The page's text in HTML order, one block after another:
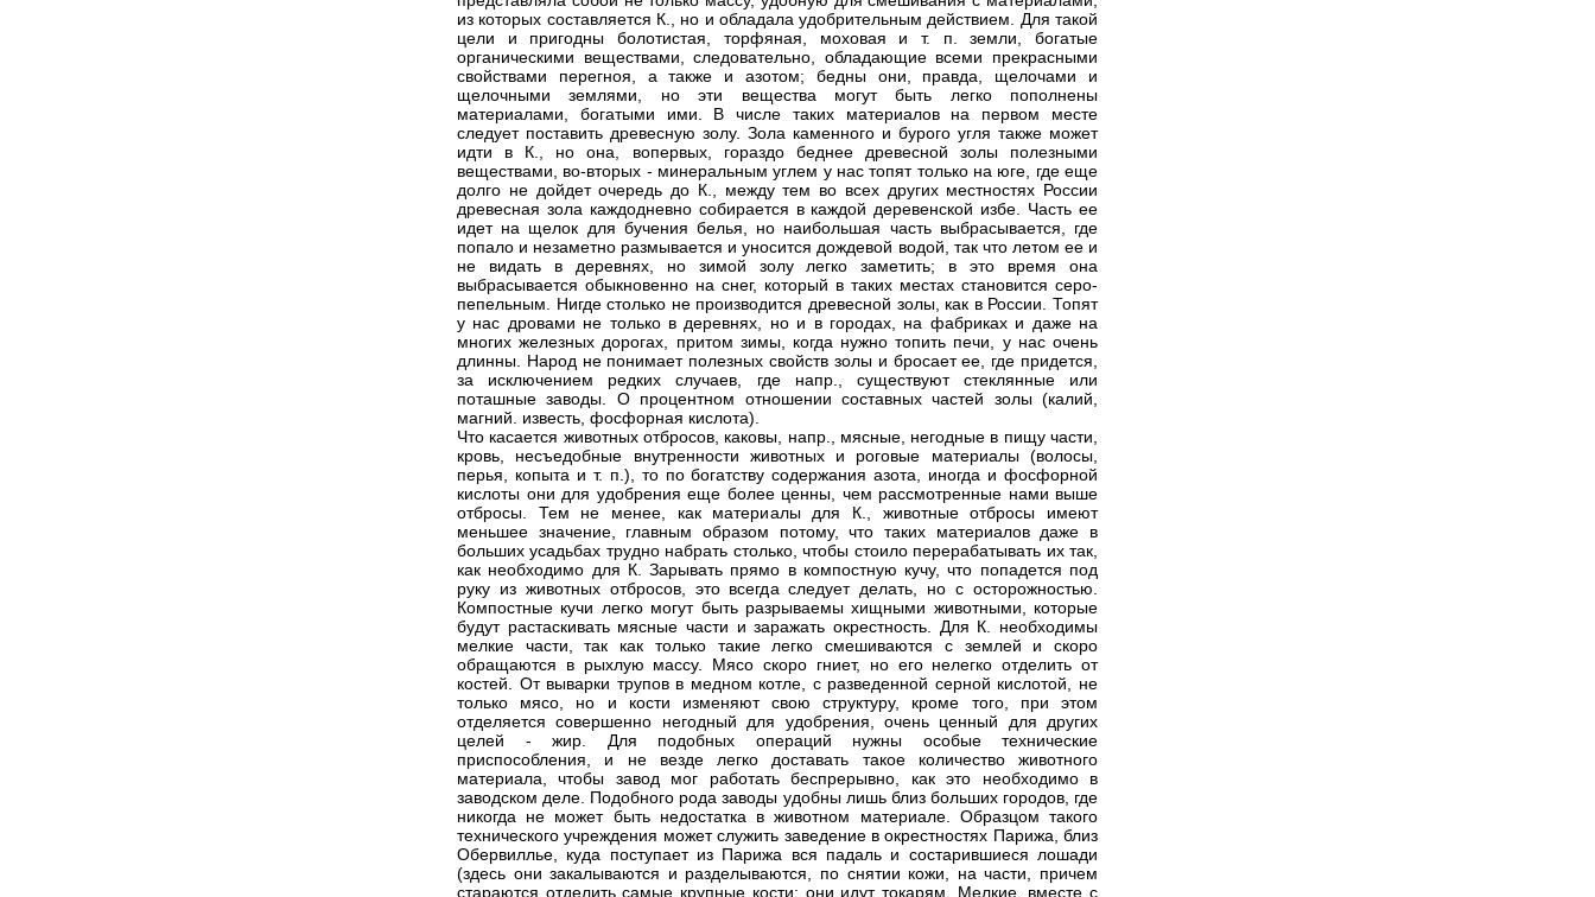
из которых составляется К., но и обладала удобрительным действием. Для такой
цели и пригодны болотистая, торфяная, моховая и т. п. земли, богатые
органическими веществами, следовательно, обладающие всеми прекрасными
свойствами перегноя, а также и азотом; бедны они, правда, щелочами и
щелочными землями, но эти вещества могут быть легко пополнены
материалами, богатыми ими. В числе таких материалов на первом месте
следует поставить древесную золу. Зола каменного и бурого угля также может
идти в К., но она, вопервых, гораздо беднее древесной золы полезными
веществами, во-вторых - минеральным углем у нас топят только на юге, где еще
долго не дойдет очередь до К., между тем во всех других местностях России
древесная зола каждодневно собирается в каждой деревенской избе. Часть ее
идет на щелок для бучения белья, но наибольшая часть выбрасывается, где
попало и незаметно размывается и уносится дождевой водой, так что летом ее и
не видать в деревнях, но зимой золу легко заметить; в это время она
выбрасывается обыкновенно на снег, который в таких местах становится серо-
пепельным. Нигде столько не производится древесной золы, как в России. Топят
у нас дровами не только в деревнях, но и в городах, на фабриках и даже на
многих железных дорогах, притом зимы, когда нужно топить печи, у нас очень
длинны. Народ не понимает полезных свойств золы и бросает ее, где придется,
за исключением редких случаев, где напр., существуют стеклянные или
поташные заводы. О процентном отношении составных частей золы (калий,
магний. известь, фосфорная кислота).
Что касается животных отбросов, каковы, напр., мясные, негодные в пищу части,
кровь, несъедобные внутренности животных и роговые материалы (волосы,
перья, копыта и т. п.), то по богатству содержания азота, иногда и фосфорной
кислоты они для удобрения еще более ценны, чем рассмотренные нами выше
отбросы. Тем не менее, как материалы для К., животные отбросы имеют
меньшее значение, главным образом потому, что таких материалов даже в
больших усадьбах трудно набрать столько, чтобы стоило перерабатывать их так,
как необходимо для К. Зарывать прямо в компостную кучу, что попадется под
руку из животных отбросов, это всегда следует делать, но с осторожностью.
Компостные кучи легко могут быть разрываемы хищными животными, которые
будут растаскивать мясные части и заражать окрестность. Для К. необходимы
мелкие части, так как только такие легко смешиваются с землей и скоро
обращаются в рыхлую массу. Мясо скоро гниет, но его нелегко отделить от
костей. От выварки трупов в медном котле, с разведенной серной кислотой, не
только мясо, но и кости изменяют свою структуру, кроме того, при этом
отделяется совершенно негодный для удобрения, очень ценный для других
целей - жир. Для подобных операций нужны особые технические
приспособления, и не везде легко доставать такое количество животного
материала, чтобы завод мог работать беспрерывно, как это необходимо в
заводском деле. Подобного рода заводы удобны лишь близ больших городов, где
никогда не может быть недостатка в животном материале. Образцом такого
технического учреждения может служить заведение в окрестностях Парижа, близ
Обервиллье, куда поступает из Парижа вся падаль и состарившиеся лошади
(здесь они закалываются и разделываются, по снятии кожи, на части, причем
стараются отделить самые крупные кости; они идут токарям. Мелкие, вместе с